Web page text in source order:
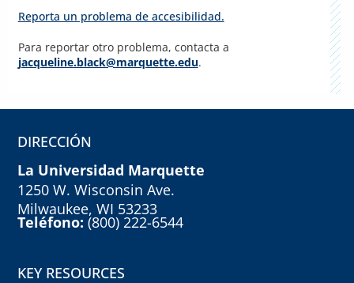
Reporta un problema de accesibilidad.
Para reportar otro problema, contacta a
jacqueline.black@marquette.edu.
DIRECCIÓN
La Universidad Marquette
1250 W. Wisconsin Ave.
Milwaukee, WI 53233
Teléfono:(800) 222-6544
KEY RESOURCES